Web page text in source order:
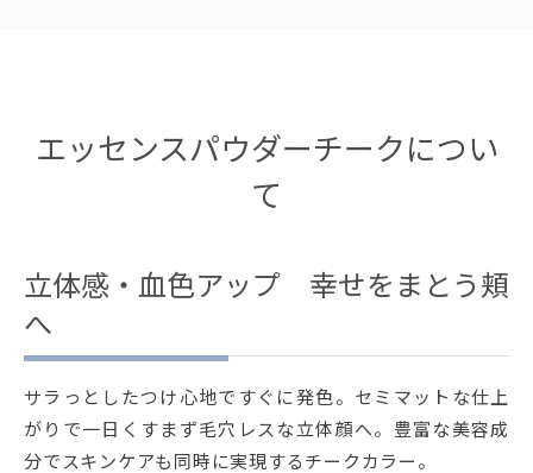
エッセンスパウダーチークについ
て
立体感・血色アップ 幸せをまとう頬
へ
サラっとしたつけ心地ですぐに発色。セミマットな仕上
がりで一日くすまず毛穴レスな立体顔へ。豊富な美容成
分でスキンケアも同時に実現するチークカラー。